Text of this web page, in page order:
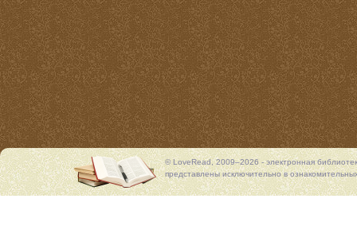
© LoveRead, 2009–2026 - электронная
представлены исключительно в